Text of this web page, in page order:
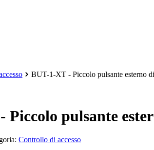
BUT-1-XT - Piccolo pulsante esterno
Piccolo pulsante
Controllo di accesso